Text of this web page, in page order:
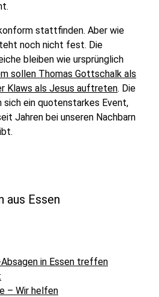
stattfinden. Aber wie
noch nicht fest. Die
bleiben wie ursprünglich
sollen Thomas Gottschalk als
Klaws als Jesus auftreten. Die
ein quotenstarkes Event,
Jahren bei unseren Nachbarn
aus Essen
in Essen treffen
– Wir helfen